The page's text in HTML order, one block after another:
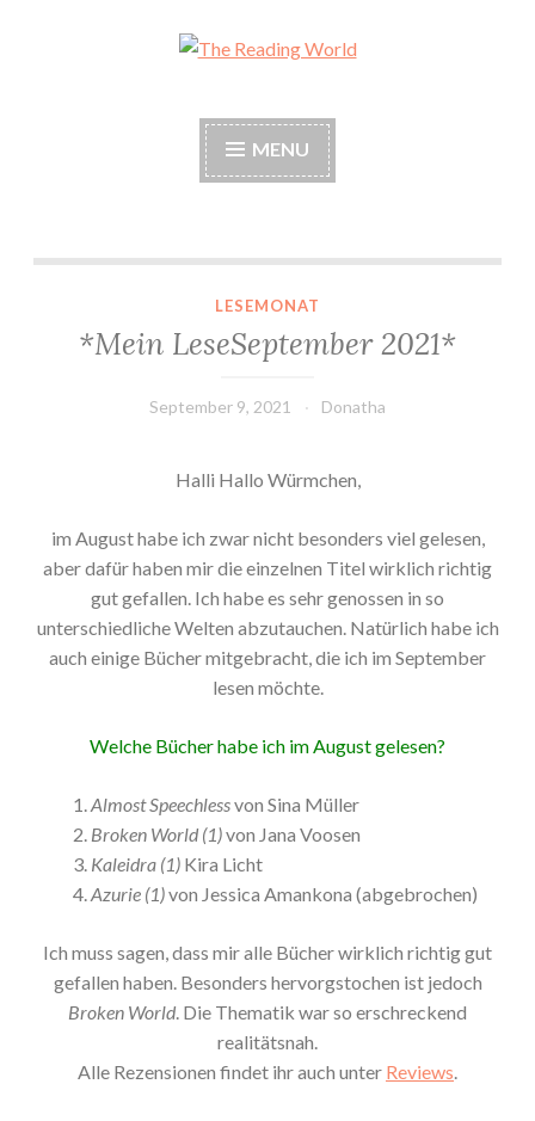
The Reading World
MENU
*Mein LeseSeptember 2021*
LESEMONAT
*Mein LeseSeptember 2021*
September 9, 2021 Donatha
Halli Hallo Würmchen,
im August habe ich zwar nicht besonders viel gelesen,
aber dafür haben mir die einzelnen Titel wirklich richtig
gut gefallen. Ich habe es sehr genossen in so
unterschiedliche Welten abzutauchen. Natürlich habe ich
auch einige Bücher mitgebracht, die ich im September
lesen möchte.
Welche Bücher habe ich im August gelesen?
Almost Speechlessvon Sina Müller
Broken World (1)von Jana Voosen
Kaleidra (1) Kira Licht
Azurie (1)von Jessica Amankona (abgebrochen)
Ich muss sagen, dass mir alle Bücher wirklich richtig gut
gefallen haben. Besonders hervorgstochen ist jedoch
Broken World . Die Thematik war so erschreckend
realitätsnah.
Alle Rezensionen findet ihr auch unter Reviews